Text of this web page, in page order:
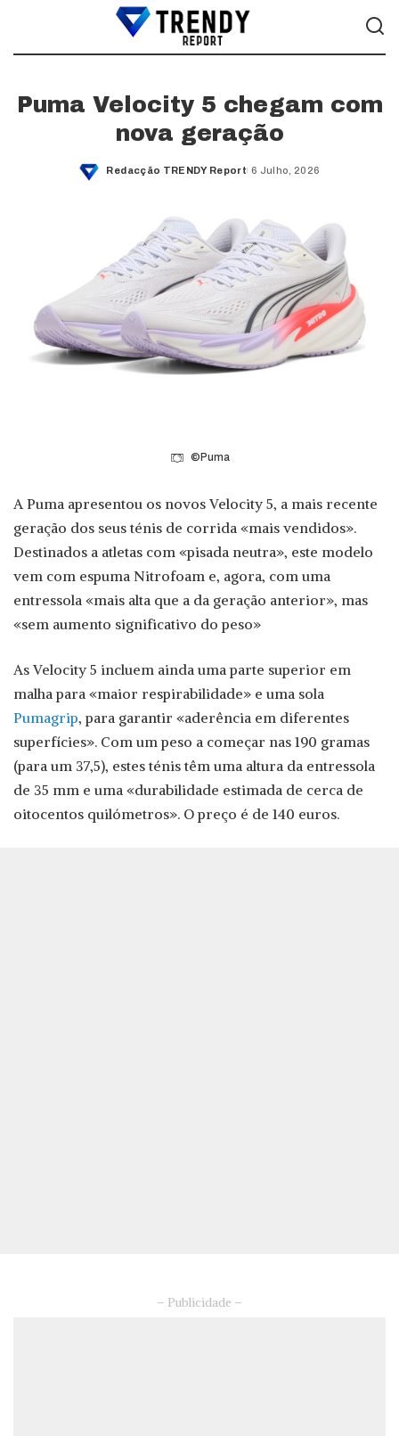
Puma Velocity 5 chegam com
nova geração
Posted
Redacção TRENDY Report 6 Julho, 2026
©Puma
A Puma apresentou os novos Velocity 5, a mais recente
geração dos seus ténis de corrida «mais vendidos».
Destinados a atletas com «pisada neutra», este modelo
vem com espuma Nitrofoam e, agora, com uma
entressola «mais alta que a da geração anterior», mas
«sem aumento significativo do peso»
As Velocity 5 incluem ainda uma parte superior em
malha para «maior respirabilidade» e uma sola
Pumagrip, para garantir «aderência em diferentes
superfícies». Com um peso a começar nas 190 gramas
(para um 37,5), estes ténis têm uma altura da entressola
de 35 mm e uma «durabilidade estimada de cerca de
oitocentos quilómetros». O preço é de 140 euros.
– Publicidade –